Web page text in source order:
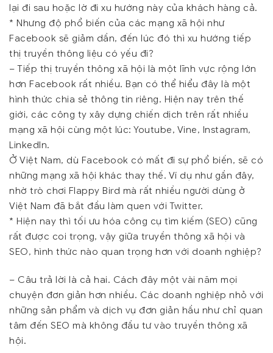
lại đi sau hoặc lờ đi xu hướng này của khách hàng cả.
* Nhưng độ phổ biến của các mạng xã hội như
Facebook sẽ giảm dần, đến lúc đó thì xu hướng tiếp
thị truyền thông liệu có yếu đi?
– Tiếp thị truyền thông xã hội là một lĩnh vực rộng lớn
hơn Facebook rất nhiều. Bạn có thể hiểu đây là một
hình thức chia sẻ thông tin riêng. Hiện nay trên thế
giới, các công ty xây dựng chiến dịch trên rất nhiều
mạng xã hội cùng một lúc: Youtube, Vine, Instagram,
LinkedIn.
Ở Việt Nam, dù Facebook có mất đi sự phổ biến, sẽ có
những mạng xã hội khác thay thế. Ví dụ như gần đây,
nhờ trò chơi Flappy Bird mà rất nhiều người dùng ở
Việt Nam đã bắt đầu làm quen với Twitter.
* Hiện nay thì tối ưu hóa công cụ tìm kiếm (SEO) cũng
rất được coi trọng, vậy giữa truyền thông xã hội và
SEO, hình thức nào quan trọng hơn với doanh nghiệp?
– Câu trả lời là cả hai. Cách đây một vài năm mọi
chuyện đơn giản hơn nhiều. Các doanh nghiệp nhỏ với
những sản phẩm và dịch vụ đơn giản hầu như chỉ quan
tâm đến SEO mà không đầu tư vào truyền thông xã
hội.